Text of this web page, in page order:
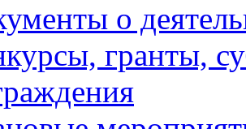
о
гранты,